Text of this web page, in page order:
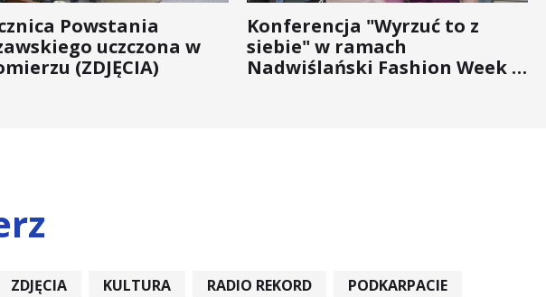
Powstania
uczczona w
(ZDJĘCIA)
Konferencja "Wyrzuć to z
siebie" w ramach
Nadwiślański Fashion Week -
ZDJĘCIA KULTURA RADIO REKORD
PODKARPACIE